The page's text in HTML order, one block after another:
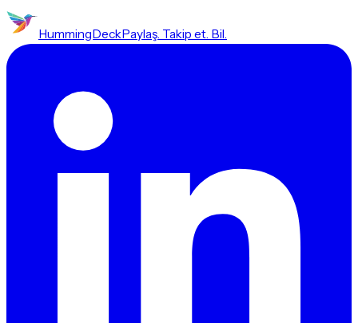
HummingDeckPaylaş. Takip et. Bil.